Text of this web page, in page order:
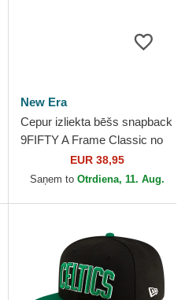
New Era
Cepur izliekta bēšs snapback
9FIFTY A Frame Classic no
Boston Celtics NBA no New
Era
EUR 38,95
Saņem to Otrdiena, 11. Aug.